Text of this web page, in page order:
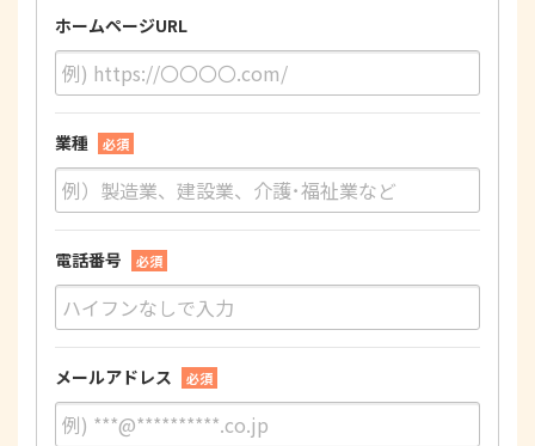
ホームページURL
業種 必須
電話番号 必須
メールアドレス 必須